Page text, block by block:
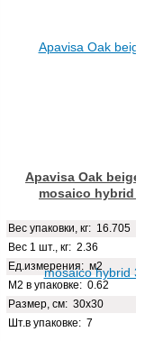
Apavisa Oak beige
mosaico hybrid
Веc упаковки, кг: 16.705
Вес 1 шт., кг: 2.36
Ед.измерения: м2
М2 в упаковке: 0.62
Размер, см: 30x30
Шт.в упаковке: 7